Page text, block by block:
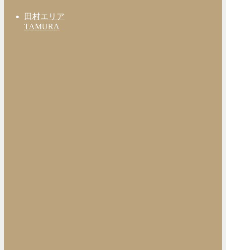
田村エリア
TAMURA